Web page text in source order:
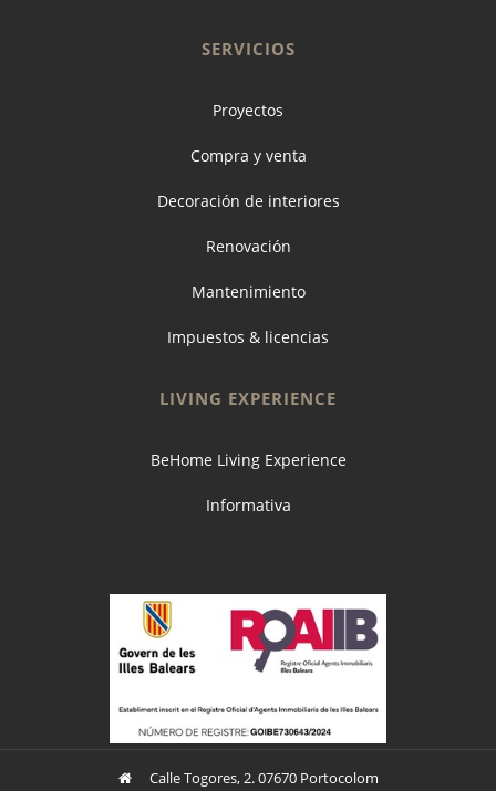
SERVICIOS
Proyectos
Compra y venta
Decoración de interiores
Renovación
Mantenimiento
Impuestos & licencias
LIVING EXPERIENCE
BeHome Living Experience
Informativa
Calle Togores, 2. 07670 Portocolom